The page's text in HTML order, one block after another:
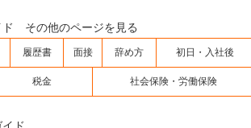
ド その他のページを見る
履歴書 面接 辞め方 初日・入社後
税金 社会保険・労働保険